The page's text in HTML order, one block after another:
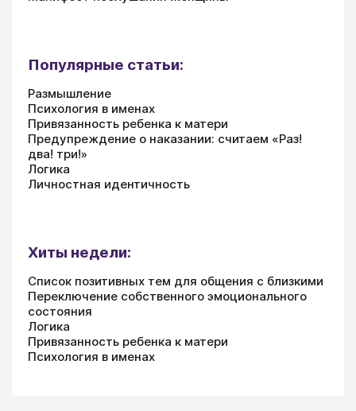
Популярные статьи:
Размышление
Психология в именах
Привязанность ребенка к матери
Предупреждение о наказании: считаем «Раз!
два! три!»
Логика
Личностная идентичность
Хиты недели:
Список позитивных тем для общения с близкими
Переключение собственного эмоционального
состояния
Логика
Привязанность ребенка к матери
Психология в именах